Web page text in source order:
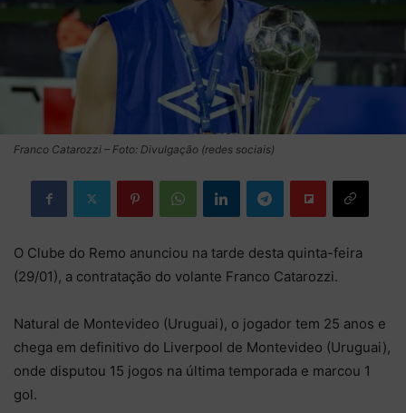
Franco Catarozzi – Foto: Divulgação (redes sociais)
O Clube do Remo anunciou na tarde desta quinta-feira
(29/01), a contratação do volante Franco Catarozzi.
Natural de Montevideo (Uruguai), o jogador tem 25 anos e
chega em definitivo do Liverpool de Montevideo (Uruguai),
onde disputou 15 jogos na última temporada e marcou 1
gol.